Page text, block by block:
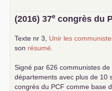
(2016) 37e congrès du
Texte nr 3, Unir les
son résumé
Signé par 626 communistes
départements avec plus de 10
congrès du PCF comme base